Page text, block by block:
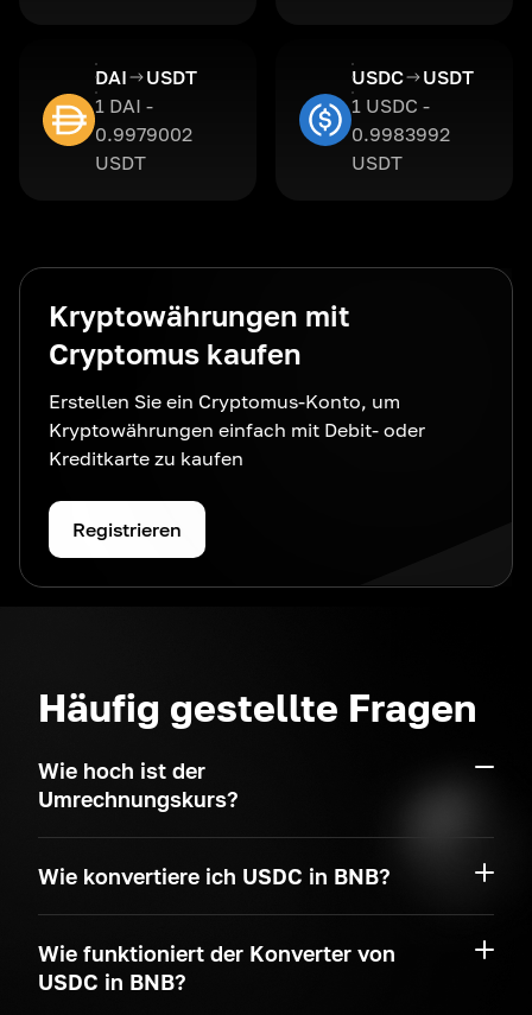
DAI
USDT
1 DAI -
0.9979002
USDT
USDC
USDT
1 USDC -
0.9983992
USDT
Kryptowährungen mit
Cryptomus kaufen
Erstellen Sie ein Cryptomus-Konto, um
Kryptowährungen einfach mit Debit- oder
Kreditkarte zu kaufen
Registrieren
Häufig gestellte Fragen
Wie hoch ist der
Umrechnungskurs?
Wie konvertiere ich USDC in BNB?
Wie funktioniert der Konverter von
USDC in BNB?